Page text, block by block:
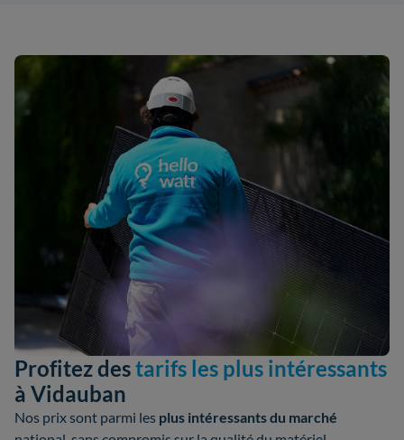
Profitez destarifs les plus intéressants
à Vidauban
Nos prix sont parmi les plus intéressants du marché